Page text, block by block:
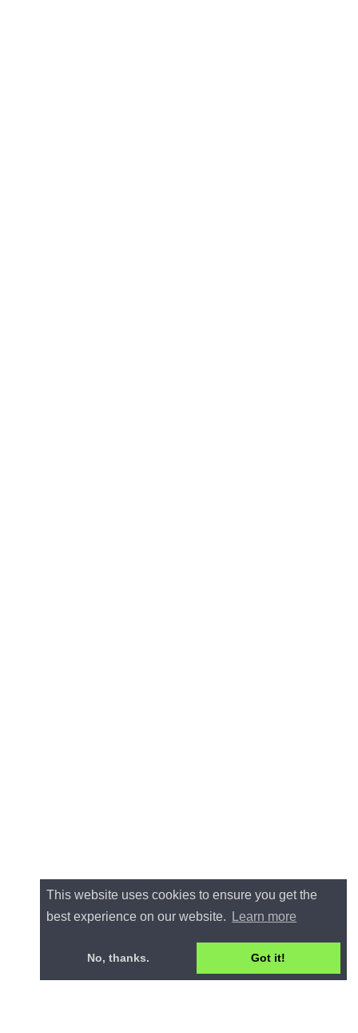
This website uses cookies to ensure you get the
best experience on our website.
Learn more
No, thanks. Got it!